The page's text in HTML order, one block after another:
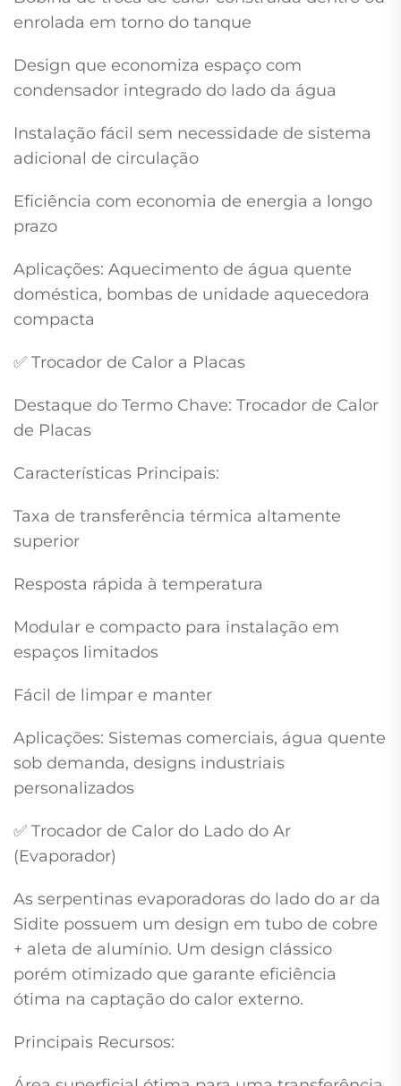
enrolada em torno do tanque
Design que economiza espaço com
condensador integrado do lado da água
Instalação fácil sem necessidade de sistema
adicional de circulação
Eficiência com economia de energia a longo
prazo
Aplicações: Aquecimento de água quente
doméstica, bombas de unidade aquecedora
compacta
✅ Trocador de Calor a Placas
Destaque do Termo Chave: Trocador de Calor
de Placas
Características Principais:
Taxa de transferência térmica altamente
superior
Resposta rápida à temperatura
Modular e compacto para instalação em
espaços limitados
Fácil de limpar e manter
Aplicações: Sistemas comerciais, água quente
sob demanda, designs industriais
personalizados
✅ Trocador de Calor do Lado do Ar
(Evaporador)
As serpentinas evaporadoras do lado do ar da
Sidite possuem um design em tubo de cobre
+ aleta de alumínio. Um design clássico
porém otimizado que garante eficiência
ótima na captação do calor externo.
Principais Recursos: